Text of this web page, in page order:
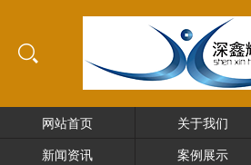
网站首页 关于我们
新闻资讯
案例展示